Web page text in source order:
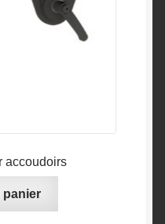
accoudoirs
panier